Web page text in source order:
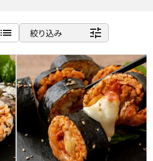
list 絞り込み tune